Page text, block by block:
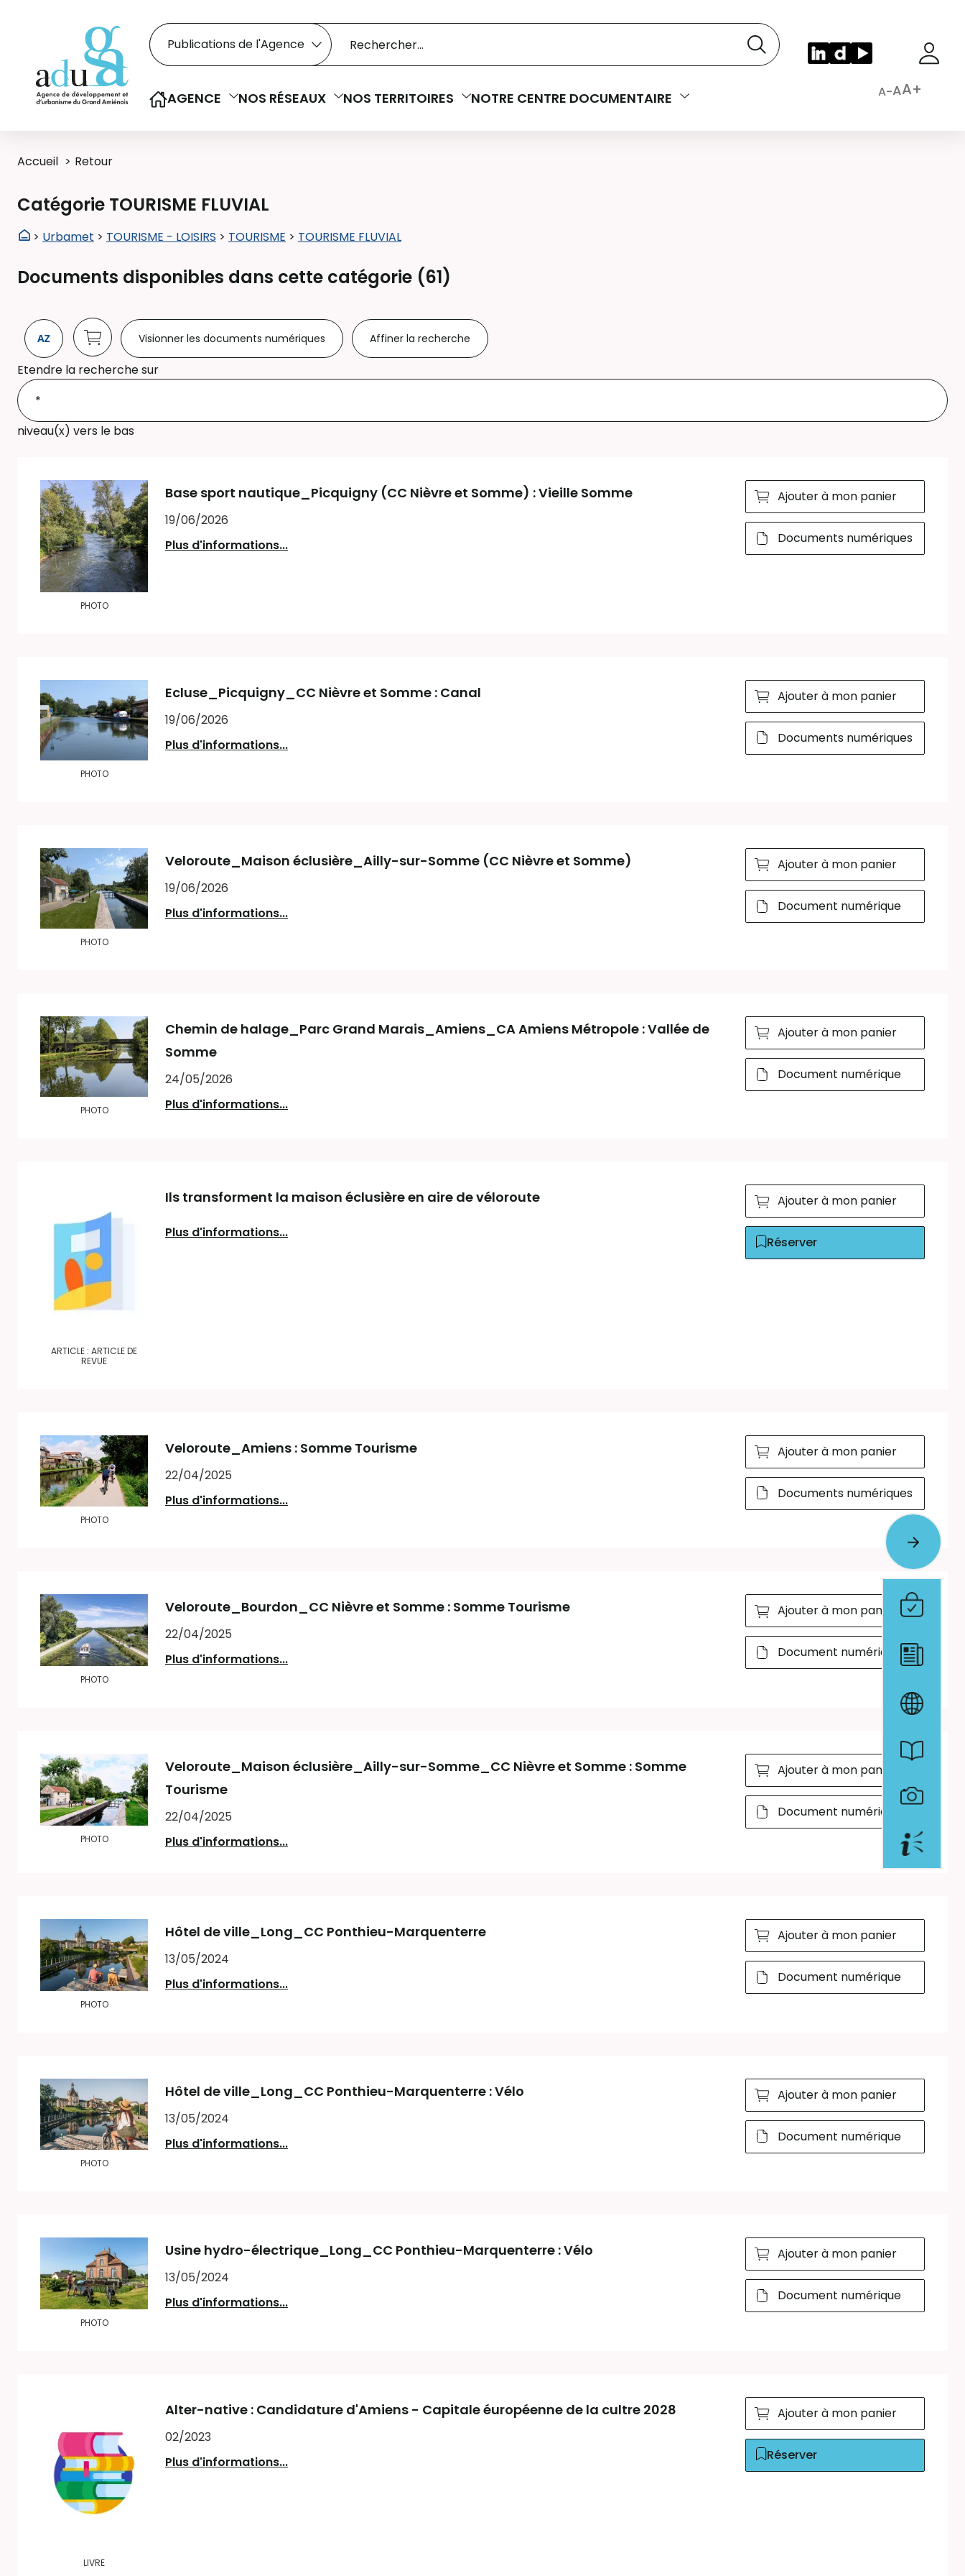
Rechercher dans le catalogue
Recherche
Sélectionner le type de la recherche
AGENCE NOS RÉSEAUX NOS TERRITOIRES NOTRE CENTRE DOCUMENTAIRE A-AA+
Accueil Retour
Catégorie TOURISME FLUVIAL
> Urbamet > TOURISME - LOISIRS > TOURISME > TOURISME FLUVIAL
Documents disponibles dans cette catégorie (61)
Visionner les documents numériques Affiner la recherche
Etendre la recherche sur
niveau(x) vers le bas
PHOTO
Base sport nautique_Picquigny (CC Nièvre et Somme) : Vieille Somme
19/06/2026
Plus d'informations...
Ajouter à mon panier
Documents numériques
PHOTO
Ecluse_Picquigny_CC Nièvre et Somme : Canal
19/06/2026
Plus d'informations...
Ajouter à mon panier
Documents numériques
PHOTO
Veloroute_Maison éclusière_Ailly-sur-Somme (CC Nièvre et Somme)
19/06/2026
Plus d'informations...
Ajouter à mon panier
Document numérique
PHOTO
Chemin de halage_Parc Grand Marais_Amiens_CA Amiens Métropole : Vallée de
Somme
24/05/2026
Plus d'informations...
Ajouter à mon panier
Document numérique
ARTICLE : ARTICLE DE
REVUE
Ils transforment la maison éclusière en aire de véloroute
Plus d'informations...
Ajouter à mon panier
Réserver
PHOTO
Veloroute_Amiens : Somme Tourisme
22/04/2025
Plus d'informations...
Ajouter à mon panier
Documents numériques
PHOTO
Veloroute_Bourdon_CC Nièvre et Somme : Somme Tourisme
22/04/2025
Plus d'informations...
Ajouter à mon panier
Document numérique
PHOTO
Veloroute_Maison éclusière_Ailly-sur-Somme_CC Nièvre et Somme : Somme
Tourisme
22/04/2025
Plus d'informations...
Ajouter à mon panier
Document numérique
PHOTO
Hôtel de ville_Long_CC Ponthieu-Marquenterre
13/05/2024
Plus d'informations...
Ajouter à mon panier
Document numérique
PHOTO
Hôtel de ville_Long_CC Ponthieu-Marquenterre : Vélo
13/05/2024
Plus d'informations...
Ajouter à mon panier
Document numérique
PHOTO
Usine hydro-électrique_Long_CC Ponthieu-Marquenterre : Vélo
13/05/2024
Plus d'informations...
Ajouter à mon panier
Document numérique
LIVRE
Alter-native : Candidature d'Amiens - Capitale éuropéenne de la cultre 2028
02/2023
Plus d'informations...
Ajouter à mon panier
Réserver